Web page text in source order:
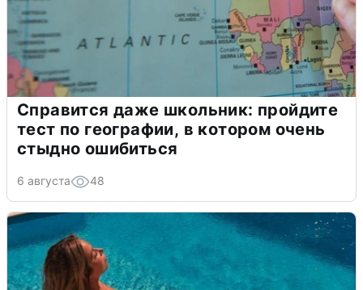
Справится даже школьник: пройдите
тест по географии, в котором очень
стыдно ошибиться
6 августа 48